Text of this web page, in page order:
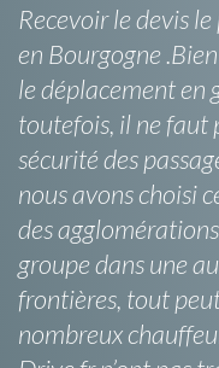
Recevoir le devis
en Bourgogne
le déplacement en
toutefois, il ne faut
sécurité des
nous avons choisi
des
groupe dans une
frontières, tout
nombreux